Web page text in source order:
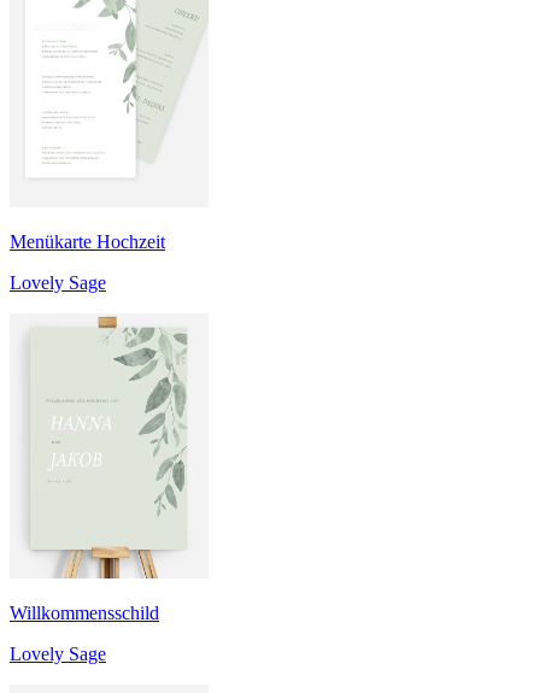
Menükarte Hochzeit
Lovely Sage
Willkommensschild
Lovely Sage